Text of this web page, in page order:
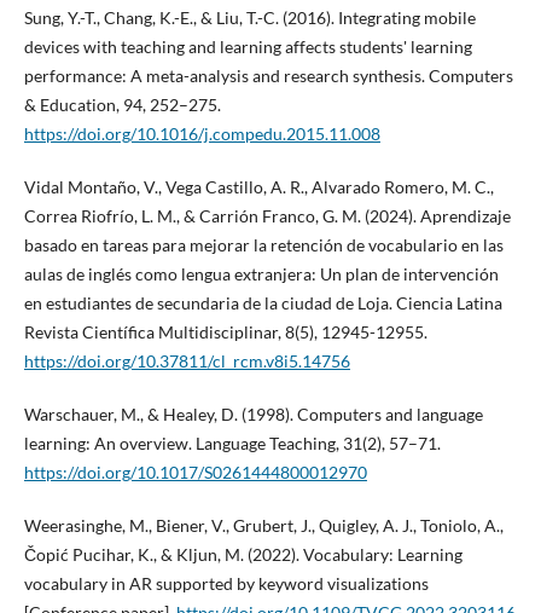
Sung, Y.-T., Chang, K.-E., & Liu, T.-C. (2016). Integrating mobile
devices with teaching and learning affects students' learning
performance: A meta-analysis and research synthesis. Computers
& Education, 94, 252–275.
https://doi.org/10.1016/j.compedu.2015.11.008
Vidal Montaño, V., Vega Castillo, A. R., Alvarado Romero, M. C.,
Correa Riofrío, L. M., & Carrión Franco, G. M. (2024). Aprendizaje
basado en tareas para mejorar la retención de vocabulario en las
aulas de inglés como lengua extranjera: Un plan de intervención
en estudiantes de secundaria de la ciudad de Loja. Ciencia Latina
Revista Científica Multidisciplinar, 8(5), 12945-12955.
https://doi.org/10.37811/cl_rcm.v8i5.14756
Warschauer, M., & Healey, D. (1998). Computers and language
learning: An overview. Language Teaching, 31(2), 57–71.
https://doi.org/10.1017/S0261444800012970
Weerasinghe, M., Biener, V., Grubert, J., Quigley, A. J., Toniolo, A.,
Čopić Pucihar, K., & Kljun, M. (2022). Vocabulary: Learning
vocabulary in AR supported by keyword visualizations